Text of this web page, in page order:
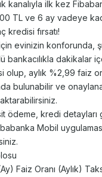
kanalıyla ilk kez
TL ve 6 ay vadeye
kredisi fırsatı!
için evinizin konforunda,
bankacılıkla dakikalar
olup, aylık %2,99 faiz
bulunabilir ve
aktarabilirsiniz.
ödeme, kredi detayları
Mobil
Faiz Oranı (Aylık)